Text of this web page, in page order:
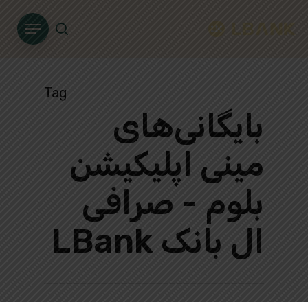
Menu
Tag
بایگانی‌های
مینی اپلیکیشن
بلوم - صرافی
ال بانک LBank